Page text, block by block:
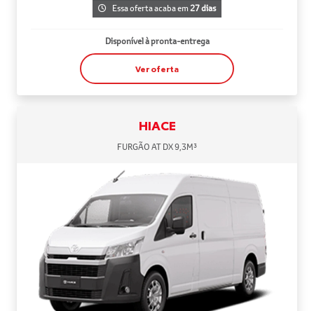
Essa oferta acaba em27 dias
Disponível à pronta-entrega
Ver oferta
HIACE
FURGÃO AT DX 9,3M³